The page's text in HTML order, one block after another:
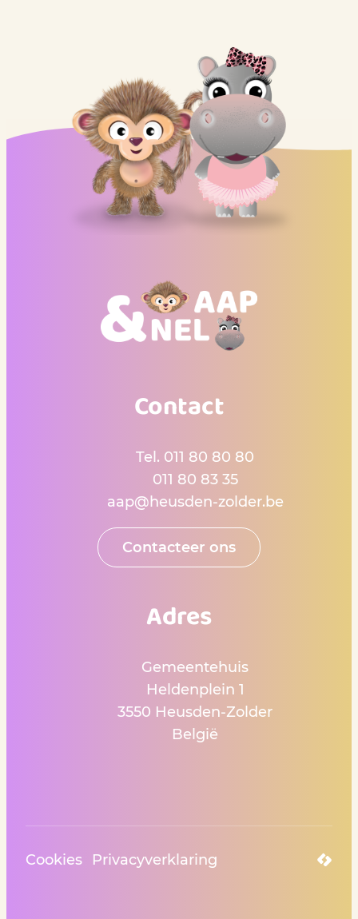
Contact
011 80 80 80
011 80 83 35
aap@heusden-zolder.be
Contacteer ons
Adres
Gemeentehuis
Heldenplein 1
,3550 Heusden-Zolder
België
Cookies Privacyverklaring LCP